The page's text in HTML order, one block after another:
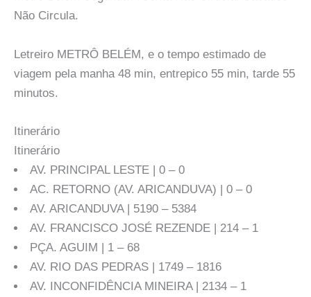
Não Circula.
Letreiro METRÔ BELÉM, e o tempo estimado de
viagem pela manha 48 min, entrepico 55 min, tarde 55
minutos.
Itinerário
Itinerário
AV. PRINCIPAL LESTE | 0 – 0
AC. RETORNO (AV. ARICANDUVA) | 0 – 0
AV. ARICANDUVA | 5190 – 5384
AV. FRANCISCO JOSÉ REZENDE | 214 – 1
PÇA. AGUIM | 1 – 68
AV. RIO DAS PEDRAS | 1749 – 1816
AV. INCONFIDÊNCIA MINEIRA | 2134 – 1